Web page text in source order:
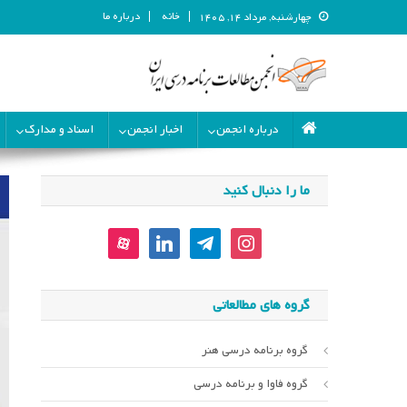
چهارشنبه, مرداد ۱۴, ۱۴۰۵ خانه درباره ما
انجمن مطالعات برنامه درسی
درباره انجمن
اخبار انجمن اسناد و مدارک
ما را دنبال کنید
instagram
telegram
linkedin
aparat
گروه های مطالعاتی
گروه برنامه درسی هنر
گروه فاوا و برنامه درسی